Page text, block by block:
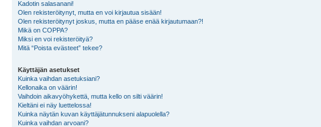
Kadotin salasanani!
Olen rekisteröitynyt, mutta en voi kirjautua sisään!
Olen rekisteröitynyt joskus, mutta en pääse enää kirjautumaan?!
Mikä on COPPA?
Miksi en voi rekisteröityä?
Mitä “Poista evästeet” tekee?
Käyttäjän asetukset
Kuinka vaihdan asetuksiani?
Kellonaika on väärin!
Vaihdoin aikavyöhykettä, mutta kello on silti väärin!
Kieltäni ei näy luettelossa!
Kuinka näytän kuvan käyttäjätunnukseni alapuolella?
Kuinka vaihdan arvoani?